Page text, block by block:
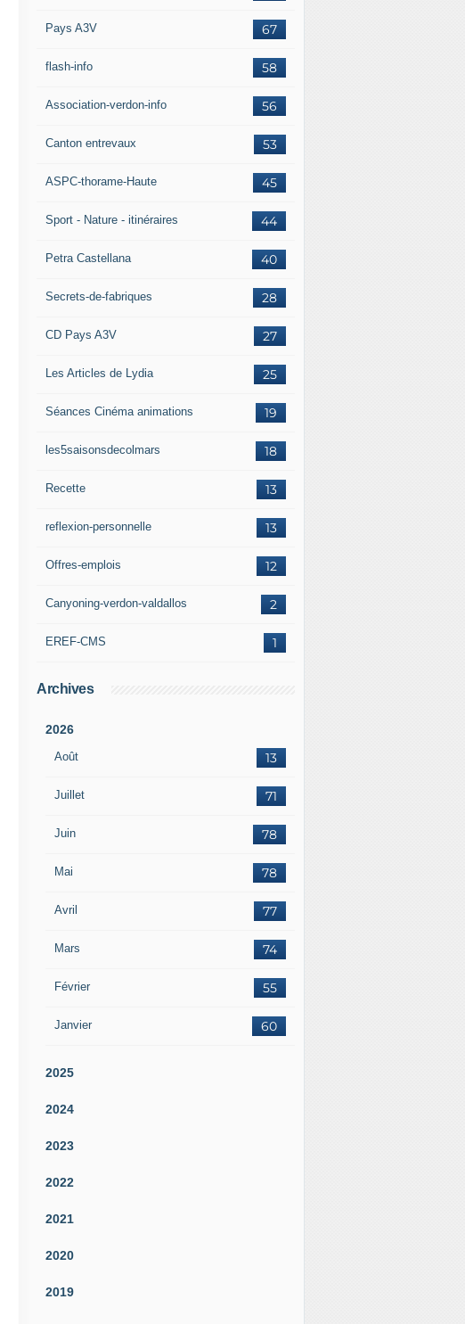
67
Pays A3V
58
flash-info
56
Association-verdon-info
53
Canton entrevaux
45
ASPC-thorame-Haute
44
Sport - Nature - itinéraires
40
Petra Castellana
28
Secrets-de-fabriques
27
CD Pays A3V
25
Les Articles de Lydia
19
Séances Cinéma animations
18
les5saisonsdecolmars
13
Recette
13
reflexion-personnelle
12
Offres-emplois
2
Canyoning-verdon-valdallos
1
EREF-CMS
Archives
2026
Août 13
Juillet 71
Juin 78
Mai 78
Avril 77
Mars 74
Février 55
Janvier 60
2025
2024
2023
2022
2021
2020
2019